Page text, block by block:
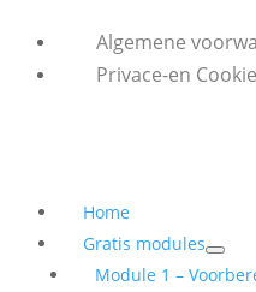
Algemene
Privace-en
Home
Gratis modules
Module 1 –